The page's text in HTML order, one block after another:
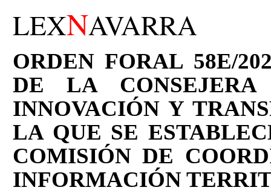
LEXNAVARRA
ORDEN FORAL 58E/
DE LA CONSEJERA
INNOVACIÓN Y
LA QUE SE
COMISIÓN DE
INFORMACIÓN